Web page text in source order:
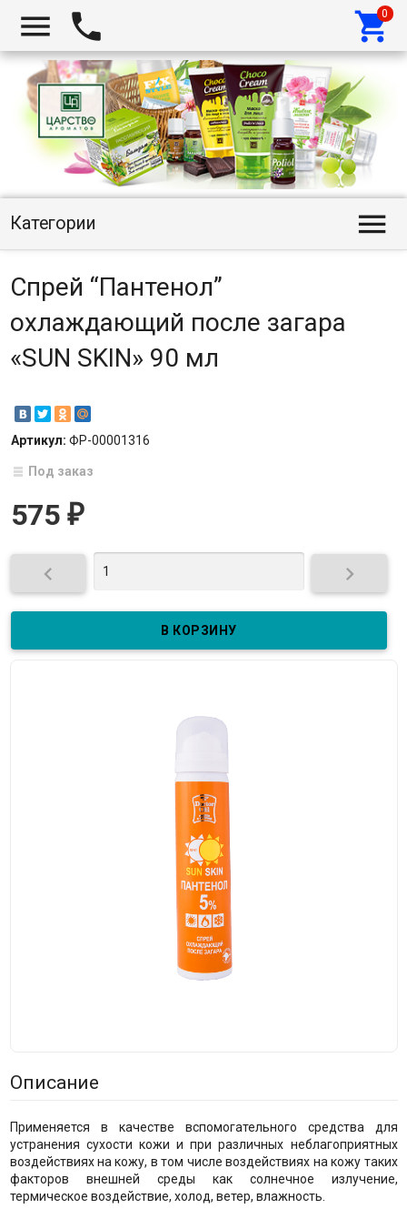
  
Категории 
Спрей “Пантенол”
охлаждающий после загара
«SUN SKIN» 90 мл
Артикул: ФР-00001316
Под заказ
575 ₽
 
Описание
Применяется в качестве вспомогательного средства для
устранения сухости кожи и при различных неблагоприятных
воздействиях на кожу, в том числе воздействиях на кожу таких
факторов внешней среды как солнечное излучение,
термическое воздействие, холод, ветер, влажность.